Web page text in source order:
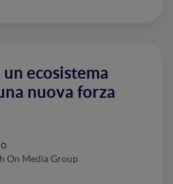
ecosistema
nuova forza
On Media Group